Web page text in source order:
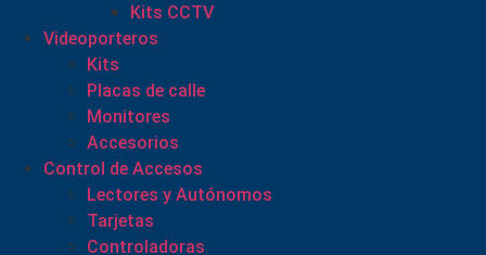
Kits CCTV
Videoporteros
Kits
Placas de calle
Monitores
Accesorios
Control de Accesos
Lectores y Autónomos
Tarjetas
Controladoras